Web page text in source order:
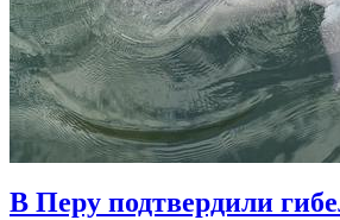
В Перу подтвердили